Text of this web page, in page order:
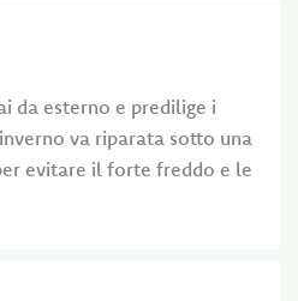
da esterno e predilige i
va riparata sotto una
evitare il forte freddo e le